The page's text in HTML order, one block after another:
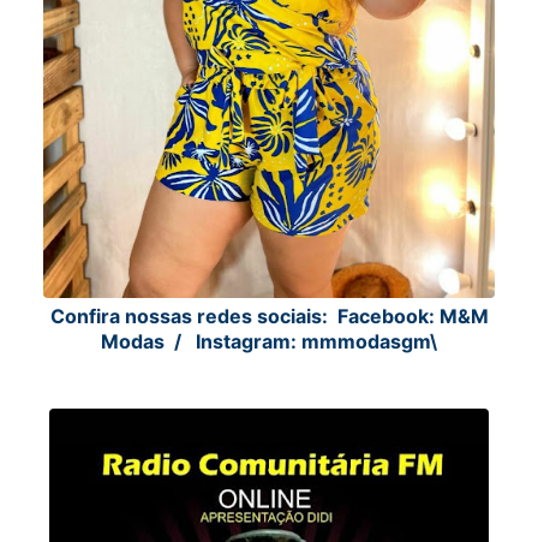
Confira nossas redes sociais: Facebook: M&M
Modas / Instagram: mmmodasgm\